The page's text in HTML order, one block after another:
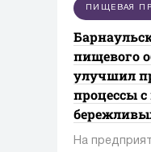
ПИЩЕВАЯ
пищевого
улучшил
процессы
На